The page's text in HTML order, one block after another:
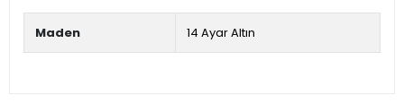
Maden 14 Ayar Altın